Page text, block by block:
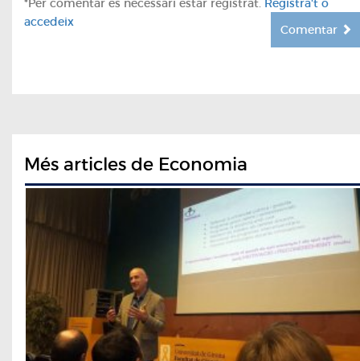
*Per comentar es necessari estar registrat. Registra't o
accedeix
Comentar
Més articles de Economia